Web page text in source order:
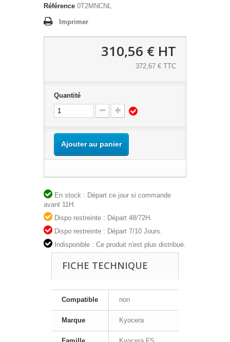
Référence 0T2MNCNL
Imprimer
310,56 € HT
372,67 € TTC
Quantité
Ajouter au panier
En stock : Départ ce jour si commande
avant 11H.
Dispo restreinte : Départ 48/72H.
Dispo restreinte : Départ 7/10 Jours.
Indisponible : Ce produit n'est plus distribué.
FICHE TECHNIQUE
Compatible non
Marque Kyocera